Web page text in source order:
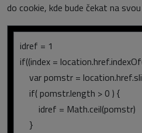
do cookie, kde bude čekat na
idref = 1
if((index =
var pomstr =
if( pomstr.length > 0 ) {
idref = Math.ceil(pomstr)
}